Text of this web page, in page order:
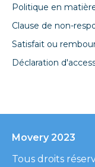
Politique en
Clause de non-
Satisfait ou
Déclaration
Movery 2023
Tous droits